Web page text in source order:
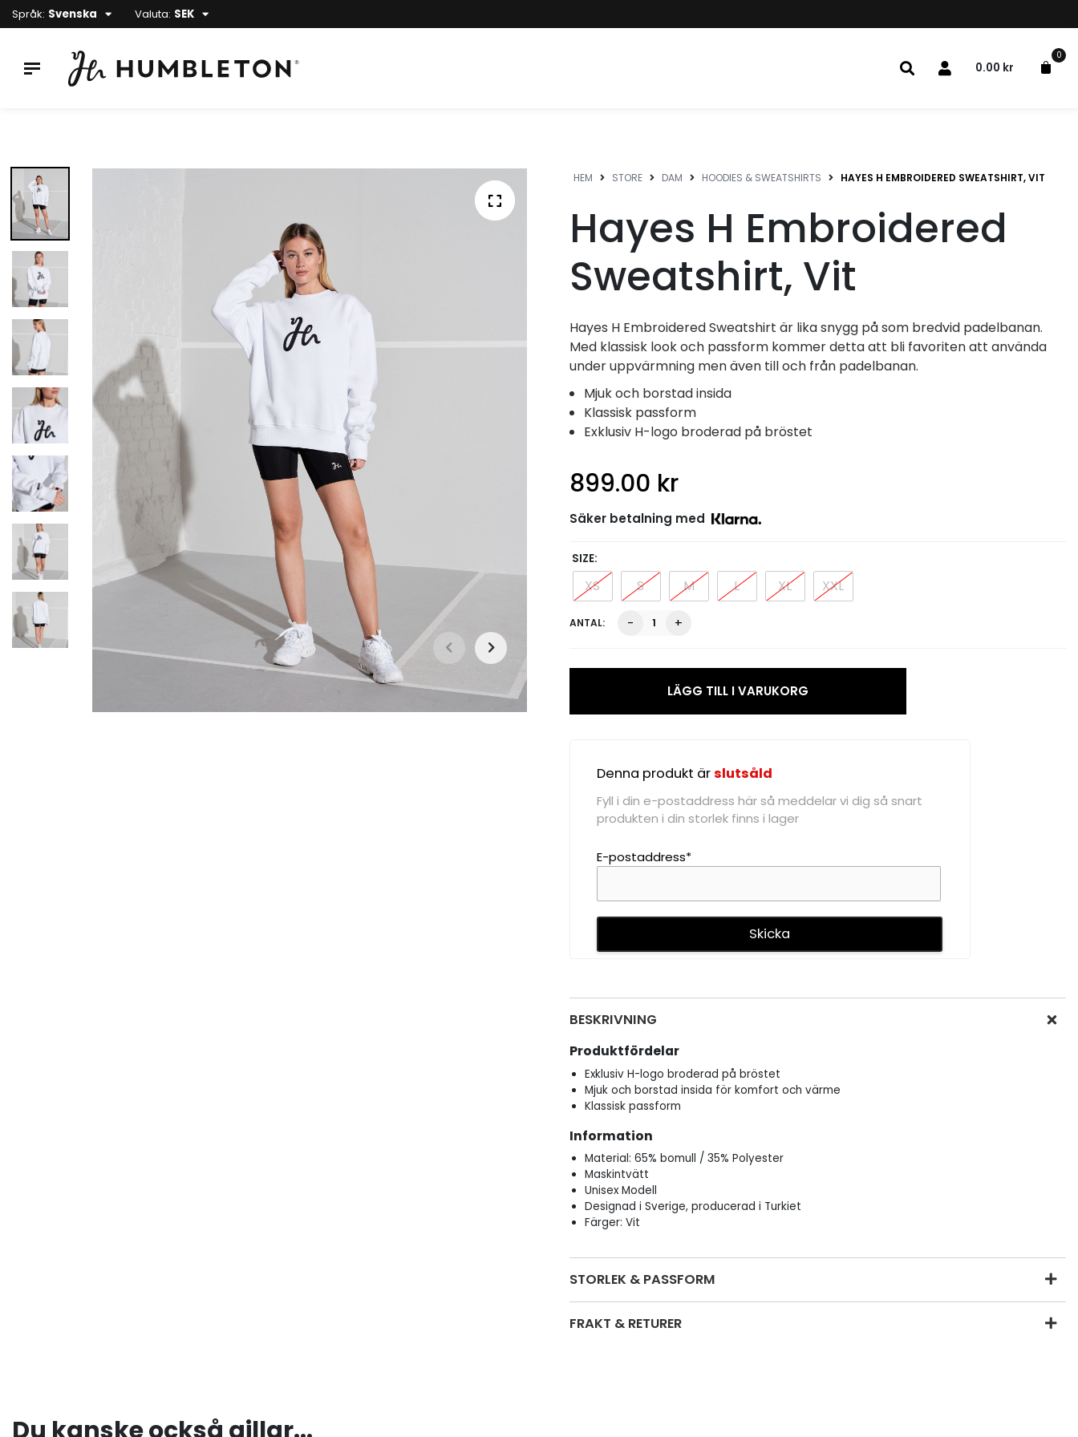
Språk: Svenska Valuta: SEK
0.00 kr
0
HEM STORE DAM HOODIES & SWEATSHIRTS HAYES H EMBROIDERED SWEATSHIRT, VIT
Hayes H Embroidered
Sweatshirt, Vit
Hayes H Embroidered Sweatshirt är lika snygg på som bredvid padelbanan.
Med klassisk look och passform kommer detta att bli favoriten att använda
under uppvärmning men även till och från padelbanan.
Mjuk och borstad insida
Klassisk passform
Exklusiv H-logo broderad på bröstet
899.00 kr
Säker betalning med
SIZE
M
XS S L XL XXL
-Hayes
Sweatshirt,
+
LÄGG TILL I VARUKORG
Denna produkt ärslutsåld
Fyll i din e-postaddress här så meddelar vi dig så snart
produkten i din storlek finns i lager
E-postaddress*
BESKRIVNING
Produktfördelar
Exklusiv H-logo broderad på bröstet
Mjuk och borstad insida för komfort och värme
Klassisk passform
Information
Material: 65% bomull / 35% Polyester
Maskintvätt
Unisex Modell
Designad i Sverige, producerad i Turkiet
Färger: Vit
STORLEK & PASSFORM
FRAKT & RETURER